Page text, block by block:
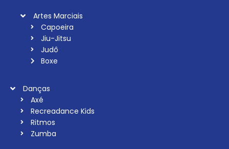
Artes Marciais
Capoeira
Jiu-Jitsu
Judô
Boxe
Danças
Axé
Recreadance Kids
Ritmos
Zumba